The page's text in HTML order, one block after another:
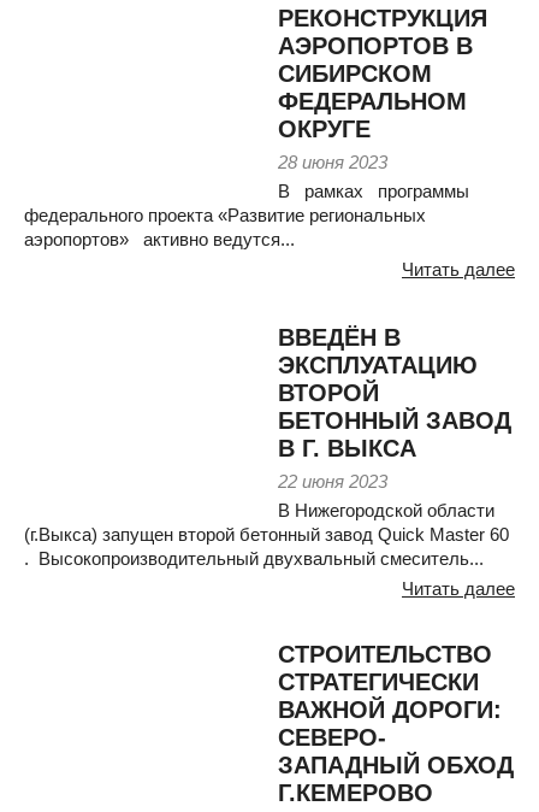
РЕКОНСТРУКЦИЯ
АЭРОПОРТОВ В
СИБИРСКОМ
ФЕДЕРАЛЬНОМ
ОКРУГЕ
28 июня 2023
В рамках программы
федерального проекта «Развитие региональных
аэропортов» активно ведутся...
Читать далее
ВВЕДЁН В
ЭКСПЛУАТАЦИЮ
ВТОРОЙ
БЕТОННЫЙ ЗАВОД
В Г. ВЫКСА
22 июня 2023
В Нижегородской области
(г.Выкса) запущен второй бетонный завод Quick Master 60
. Высокопроизводительный двухвальный смеситель...
Читать далее
СТРОИТЕЛЬСТВО
СТРАТЕГИЧЕСКИ
ВАЖНОЙ ДОРОГИ:
СЕВЕРО-
ЗАПАДНЫЙ ОБХОД
Г.КЕМЕРОВО